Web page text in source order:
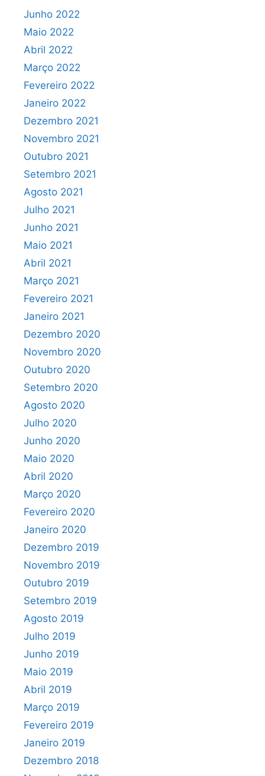
Junho 2022
Maio 2022
Abril 2022
Março 2022
Fevereiro 2022
Janeiro 2022
Dezembro 2021
Novembro 2021
Outubro 2021
Setembro 2021
Agosto 2021
Julho 2021
Junho 2021
Maio 2021
Abril 2021
Março 2021
Fevereiro 2021
Janeiro 2021
Dezembro 2020
Novembro 2020
Outubro 2020
Setembro 2020
Agosto 2020
Julho 2020
Junho 2020
Maio 2020
Abril 2020
Março 2020
Fevereiro 2020
Janeiro 2020
Dezembro 2019
Novembro 2019
Outubro 2019
Setembro 2019
Agosto 2019
Julho 2019
Junho 2019
Maio 2019
Abril 2019
Março 2019
Fevereiro 2019
Janeiro 2019
Dezembro 2018